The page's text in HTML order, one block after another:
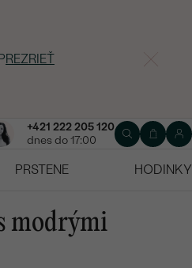
REZRIEŤ
+421 222 205 120
dnes do 17:00
PRSTENE
HODINKY
modrými